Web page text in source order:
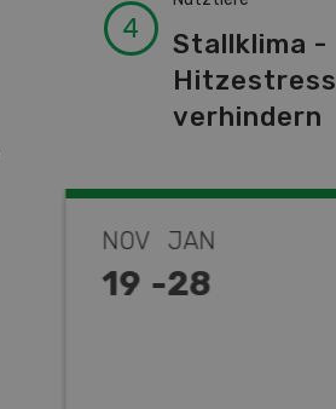
Stallklima -
Hitzestress
verhindern
NOV
19 -
JAN
28